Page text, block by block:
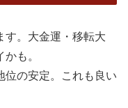
す。大金運・移転大
も。
位の安定。これも良い